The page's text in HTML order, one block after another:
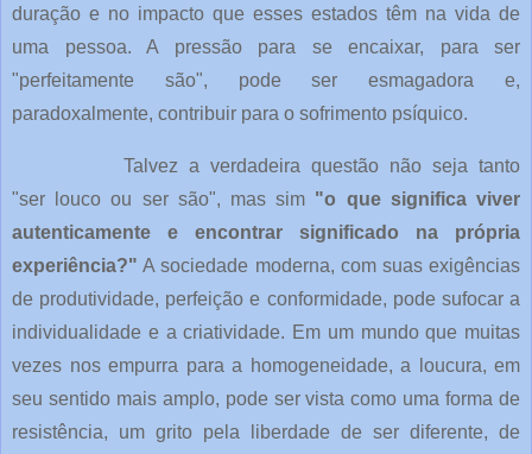
duração e no impacto que esses estados têm na vida de
uma pessoa. A pressão para se encaixar, para ser
"perfeitamente são", pode ser esmagadora e,
paradoxalmente, contribuir para o sofrimento psíquico.
Talvez a verdadeira questão não seja tanto
"ser louco ou ser são", mas sim "o que significa viver
autenticamente e encontrar significado na própria
experiência?" A sociedade moderna, com suas exigências
de produtividade, perfeição e conformidade, pode sufocar a
individualidade e a criatividade. Em um mundo que muitas
vezes nos empurra para a homogeneidade, a loucura, em
seu sentido mais amplo, pode ser vista como uma forma de
resistência, um grito pela liberdade de ser diferente, de